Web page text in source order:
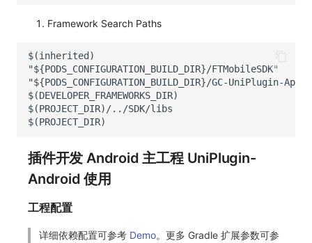
Framework Search Paths
插件开发 Android 主工程 UniPlugin-
Android 使用
工程配置
详细依赖配置可参考 Demo。更多 Gradle 扩展参数可参